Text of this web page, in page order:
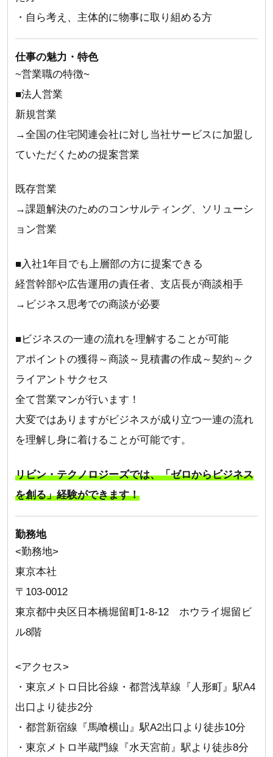
・自ら考え、主体的に物事に取り組める方
仕事の魅力・特色
~営業職の特徴~
■法人営業
新規営業
→全国の住宅関連会社に対し当社サービスに加盟し
ていただくための提案営業
既存営業
→課題解決のためのコンサルティング、ソリューシ
ョン営業
■入社1年目でも上層部の方に提案できる
経営幹部や広告運用の責任者、支店長が商談相手
→ビジネス思考での商談が必要
■ビジネスの一連の流れを理解することが可能
アポイントの獲得～商談～見積書の作成～契約～ク
ライアントサクセス
全て営業マンが行います！
大変ではありますがビジネスが成り立つ一連の流れ
を理解し身に着けることが可能です。
リビン・テクノロジーズでは、「ゼロからビジネス
を創る」経験ができます！
勤務地
<勤務地>
東京本社
〒103-0012
東京都中央区日本橋堀留町1-8-12 ホウライ堀留ビ
ル8階
<アクセス>
・東京メトロ日比谷線・都営浅草線『人形町』駅A4
出口より徒歩2分
・都営新宿線『馬喰横山』駅A2出口より徒歩10分
・東京メトロ半蔵門線『水天宮前』駅より徒歩8分